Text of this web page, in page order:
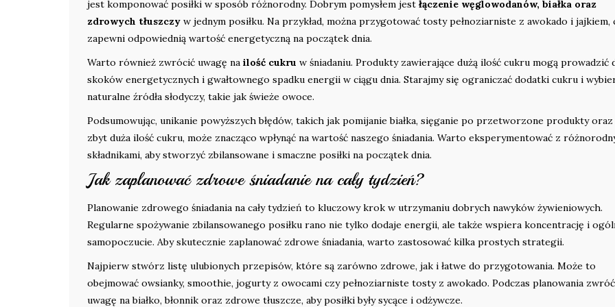
jest komponować posiłki w sposób różnorodny. Dobrym pomysłem jest łączenie węglowodanów, białka oraz
zdrowych tłuszczy w jednym posiłku. Na przykład, można przygotować tosty pełnoziarniste z awokado i jajkiem,
zapewni odpowiednią wartość energetyczną na początek dnia.
Warto również zwrócić uwagę na ilość cukru w śniadaniu. Produkty zawierające dużą ilość cukru mogą prowadzić
skoków energetycznych i gwałtownego spadku energii w ciągu dnia. Starajmy się ograniczać dodatki cukru i
naturalne źródła słodyczy, takie jak świeże owoce.
Podsumowując, unikanie powyższych błędów, takich jak pomijanie białka, sięganie po przetworzone produkty oraz
zbyt duża ilość cukru, może znacząco wpłynąć na wartość naszego śniadania. Warto eksperymentować z
składnikami, aby stworzyć zbilansowane i smaczne posiłki na początek dnia.
Jak zaplanować zdrowe śniadanie na cały tydzień?
Planowanie zdrowego śniadania na cały tydzień to kluczowy krok w utrzymaniu dobrych nawyków żywieniowych.
Regularne spożywanie zbilansowanego posiłku rano nie tylko dodaje energii, ale także wspiera koncentrację i
samopoczucie. Aby skutecznie zaplanować zdrowe śniadania, warto zastosować kilka prostych strategii.
Najpierw stwórz listę ulubionych przepisów, które są zarówno zdrowe, jak i łatwe do przygotowania. Może to
obejmować owsianky, smoothie, jogurty z owocami czy pełnoziarniste tosty z awokado. Podczas planowania zwróć
uwagę na białko, błonnik oraz zdrowe tłuszcze, aby posiłki były sycące i odżywcze.